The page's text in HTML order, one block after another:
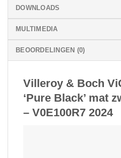
DOWNLOADS
MULTIMEDIA
BEOORDELINGEN (0)
Villeroy & Boch
‘Pure Black’ mat
– V0E100R7 2024